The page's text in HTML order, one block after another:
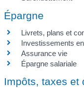
Épargne
Livrets, plans et
Investissements
Assurance vie
Épargne salariale
Impôts, taxes et